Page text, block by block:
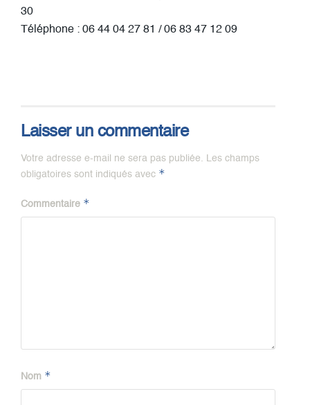
30
Téléphone : 06 44 04 27 81 / 06 83 47 12 09
Laisser un commentaire
Votre adresse e-mail ne sera pas publiée.
Les champs
obligatoires sont indiqués avec *
Commentaire *
Nom *